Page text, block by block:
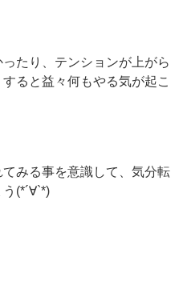
たり、テンションが上がら
ると益々何もやる気が起こ
みる事を意識して、気分転
(*´∀`*)